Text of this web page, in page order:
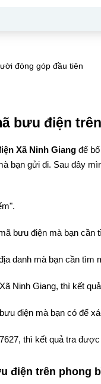
đóng góp đầu tiên
bưu điện
Xã Ninh Giang để
bạn gửi đi. Sau đây
bưu điện mà bạn cần
danh mà bạn cần tìm
Ninh Giang, thì kết
điện mà bạn có để
thì kết quả tra
điện trên phong